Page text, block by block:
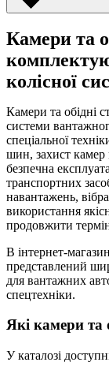
Камери та
колісної
Камери та обідні
системи
спеціальної
шин, захист камер
безпечна
транспортних
навантажень,
використання
продовжити
В інтернет-
представлений
для вантажних
спецтехніки.
Які камери та
У каталозі